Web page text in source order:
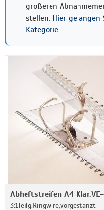
größeren
stellen. Hier gelangen
Kategorie.
Abheftstreifen A4
3:1Teilg.Ringwire,vorgestanzt